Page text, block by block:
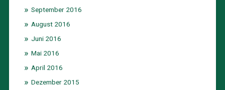
September 2016
August 2016
Juni 2016
Mai 2016
April 2016
Dezember 2015